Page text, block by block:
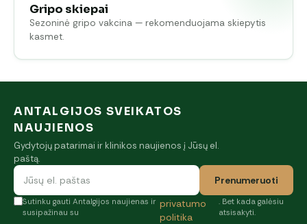
Gripo skiepai
Sezoninė gripo vakcina — rekomenduojama skiepytis
kasmet.
ANTALGIJOS SVEIKATOS
NAUJIENOS
Gydytojų patarimai ir klinikos naujienos į Jūsų el.
paštą.
Prenumeruoti
Sutinku gauti Antalgijos naujienas ir
susipažinau su
privatumo
politika
. Bet kada galėsiu
atsisakyti.